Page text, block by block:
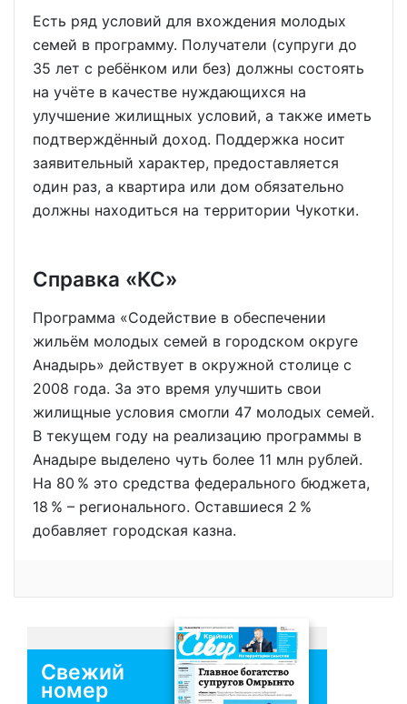
Есть ряд условий для вхождения молодых
семей в программу. Получатели (супруги до
35 лет с ребёнком или без) должны состоять
на учёте в качестве нуждающихся на
улучшение жилищных условий, а также иметь
подтверждённый доход. Поддержка носит
заявительный характер, предоставляется
один раз, а квартира или дом обязательно
должны находиться на территории Чукотки.
Справка «КС»
Программа «Содействие в обеспечении
жильём молодых семей в городском округе
Анадырь» действует в окружной столице с
2008 года. За это время улучшить свои
жилищные условия смогли 47 молодых семей.
В текущем году на реализацию программы в
Анадыре выделено чуть более 11 млн рублей.
На 80 % это средства федерального бюджета,
18 % – регионального. Оставшиеся 2 %
добавляет городская казна.
Свежий
номер